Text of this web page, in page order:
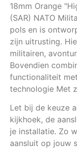
18mm Orange
(SAR) NATO
pols en is
zijn uitrusting.
militairen,
Bovendien
functionaliteit
technologie Met
Let bij de keuze
kijkhoek, de
je installatie. Zo
aansluit op jouw